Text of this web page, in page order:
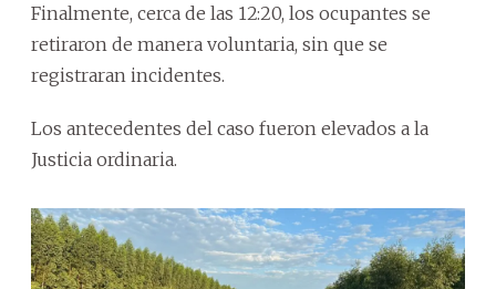
Finalmente, cerca de las 12:20, los ocupantes se
retiraron de manera voluntaria, sin que se
registraran incidentes.
Los antecedentes del caso fueron elevados a la
Justicia ordinaria.